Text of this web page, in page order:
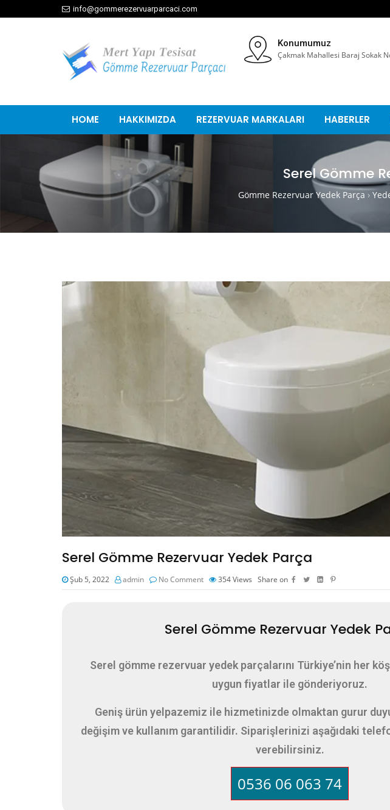
info@gommerezervuarparcaci.com
Konumumuz
Çakmak Mahallesi Baraj Sokak
HOME HAKKIMIZDA REZERVUAR MARKALARI HABERLER
Serel Gömme
Gömme Rezervuar Yedek Parça ›
Serel Gömme Rezervuar Yedek Parça
Şub 5, 2022 admin No Comment 354Views Share on
Serel Gömme Rezervuar Yedek
Serel gömme rezervuar yedek parçalarını Türkiye’nin her
uygun fiyatlar ile gönderiyoruz.
Geniş ürün yelpazemiz ile hizmetinizde olmaktan gurur
değişim ve kullanım garantilidir. Siparişlerinizi aşağıdaki
verebilirsiniz.
0536 06 063 74